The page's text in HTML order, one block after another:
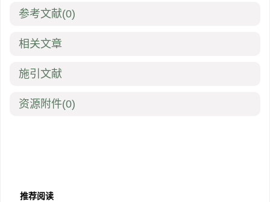
参考文献(0)
相关文章
施引文献
资源附件(0)
推荐阅读